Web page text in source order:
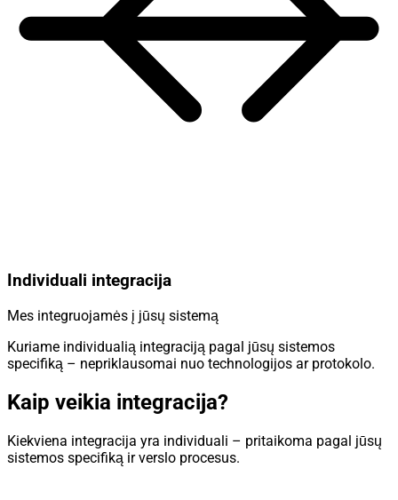
Individuali integracija
Mes integruojamės į jūsų sistemą
Kuriame individualią integraciją pagal jūsų sistemos
specifiką – nepriklausomai nuo technologijos ar protokolo.
Kaip veikia integracija?
Kiekviena integracija yra individuali – pritaikoma pagal jūsų
sistemos specifiką ir verslo procesus.